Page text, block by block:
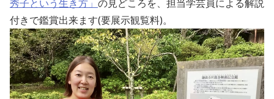
秀子という生き方」 の見どころを、担当学芸員による解説
付きで鑑賞出来ます(要展示観覧料)。